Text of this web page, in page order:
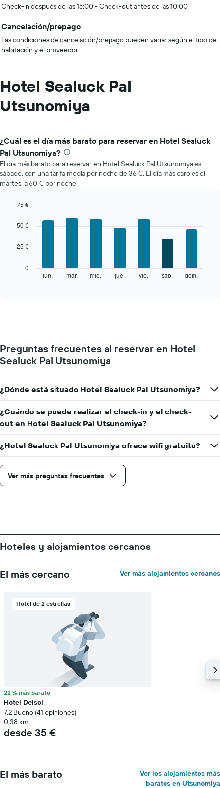
Check-in después de las 15:00 - Check-out antes de las 10:00
Cancelación/prepago
Las condiciones de cancelación/prepago pueden variar según el tipo de
habitación y el proveedor.
Hotel Sealuck Pal
Utsunomiya
¿Cuál es el día más barato para reservar en Hotel Sealuck
Pal Utsunomiya?
El día más barato para reservar en Hotel Sealuck Pal Utsunomiya es
sábado, con una tarifa media por noche de 36 €. El día más caro es el
martes, a 60 € por noche.
chart
bars.
habitación
cada
la
gráfico
muestra
1
eje
que
indica
los
gráfico
muestra
Y
el
graphic.
lun. mar. mié. jue. vie. sáb. dom.
0
25 €
50 €
75 €
Preguntas frecuentes al reservar en Hotel
Sealuck Pal Utsunomiya
¿Dónde está situado Hotel Sealuck Pal Utsunomiya?
¿Cuándo se puede realizar el check-in y el check-
out en Hotel Sealuck Pal Utsunomiya?
¿Hotel Sealuck Pal Utsunomiya ofrece wifi gratuito?
Ver más preguntas frecuentes
Hoteles y alojamientos cercanos
El más cercano Ver más alojamientos cercanos
Hotel de 2 estrellas
22 % más barato
Hotel Delsol
7.2 Bueno (41 opiniones)
0,38 km
desde 35 €
El más barato
Ver los alojamientos más
baratos en Utsunomiya